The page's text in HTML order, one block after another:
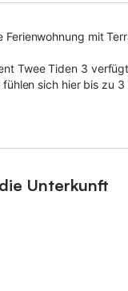
mit
Twee Tiden 3
sich hier bis zu 3
verlegt.
(WLAN),
Kinderhochstuhl
mit Eckdusche,
(großes
Unterkunft